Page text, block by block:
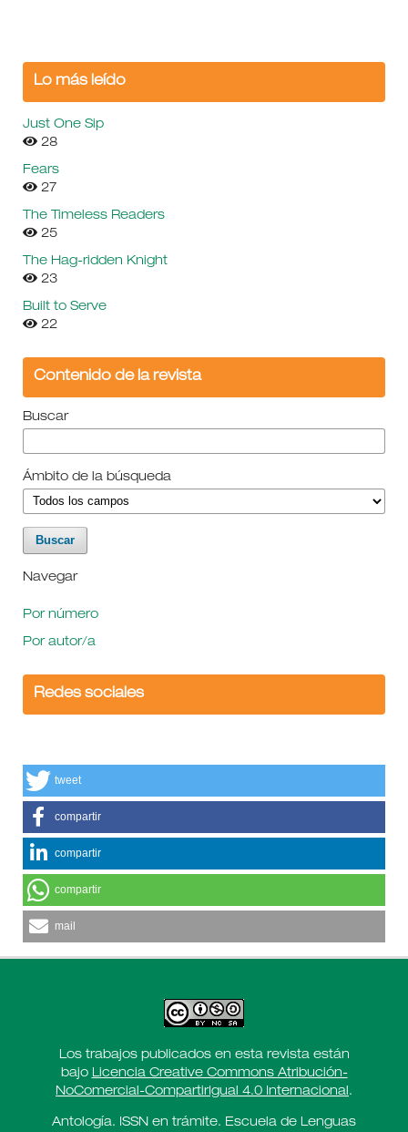
Lo más leído
Just One Sip
28
Fears
27
The Timeless Readers
25
The Hag-ridden Knight
23
Built to Serve
22
Contenido de la revista
Buscar
Ámbito de la búsqueda
Navegar
Por número
Por autor/a
Redes sociales
tweet
compartir
compartir
compartir
mail
Los trabajos publicados en esta revista están
bajo Licencia Creative Commons Atribución-
NoComercial-CompartirIgual 4.0 Internacional .
Antología. ISSN en trámite. Escuela de Lenguas